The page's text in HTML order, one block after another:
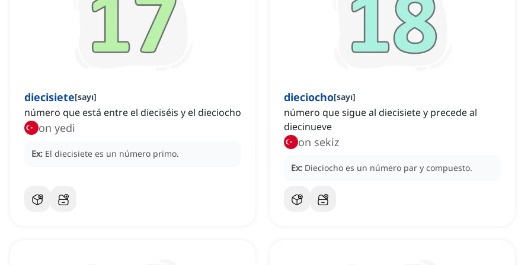
diecisiete[sayı]
número que está entre el dieciséis y el dieciocho
on yedi
Ex: El diecisiete es un número primo.
dieciocho[sayı]
número que sigue al diecisiete y precede al
diecinueve
on sekiz
Ex: Dieciocho es un número par y compuesto.